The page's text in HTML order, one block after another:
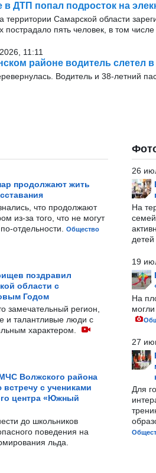
в ДТП попал подросток на
территории Самарской области
пострадало пять человек, в том числе
11:11
районе водитель слетел
Водитель и 38-летний
продолжают жить
что продолжают
из-за того, что не могут
отдельности.
Общество
поздравил
области с
Годом
замечательный регион,
и талантливые люди с
характером.
Волжского района
с учениками
центра «Южный
до школьников
поведения на
льда.
26
На
детей
19
На
27
Для